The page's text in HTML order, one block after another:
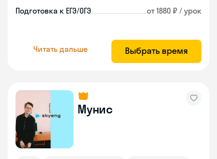
Подготовка к ЕГЭ/ОГЭ от 1880 ₽ / урок
Читать дальше Выбрать время
Мунис